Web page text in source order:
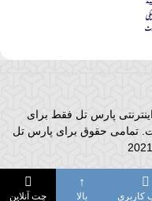
پارس تل فقط برای
تمامی حقوق برای پارس تل
کاربری بالا چت آنلاین